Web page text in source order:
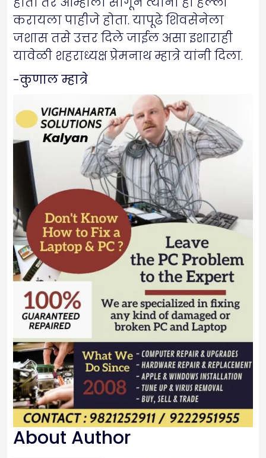
करायला पाहीजे होता. यापूढे शिवसेनेला
जशास तसे उत्तर दिले जाईल असा इशाराही
यावेळी शहराध्यक्ष प्रेमनाथ म्हात्रे यांनी दिला.
-कुणाल म्हात्रे
About Author